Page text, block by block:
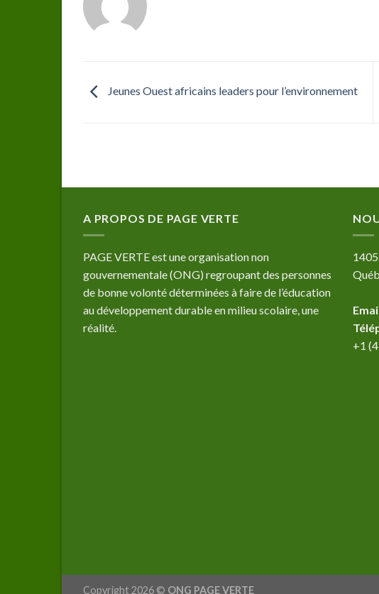
Jeunes Ouest africains leaders pour l’environnement
A PROPOS DE PAGE VERTE
PAGE VERTE est une organisation non
gouvernementale (ONG) regroupant des personnes
de bonne volonté déterminées à faire de l’éducation
au développement durable en milieu scolaire, une
réalité.
+1
Copyright 2026 © ONG PAGE VERTE